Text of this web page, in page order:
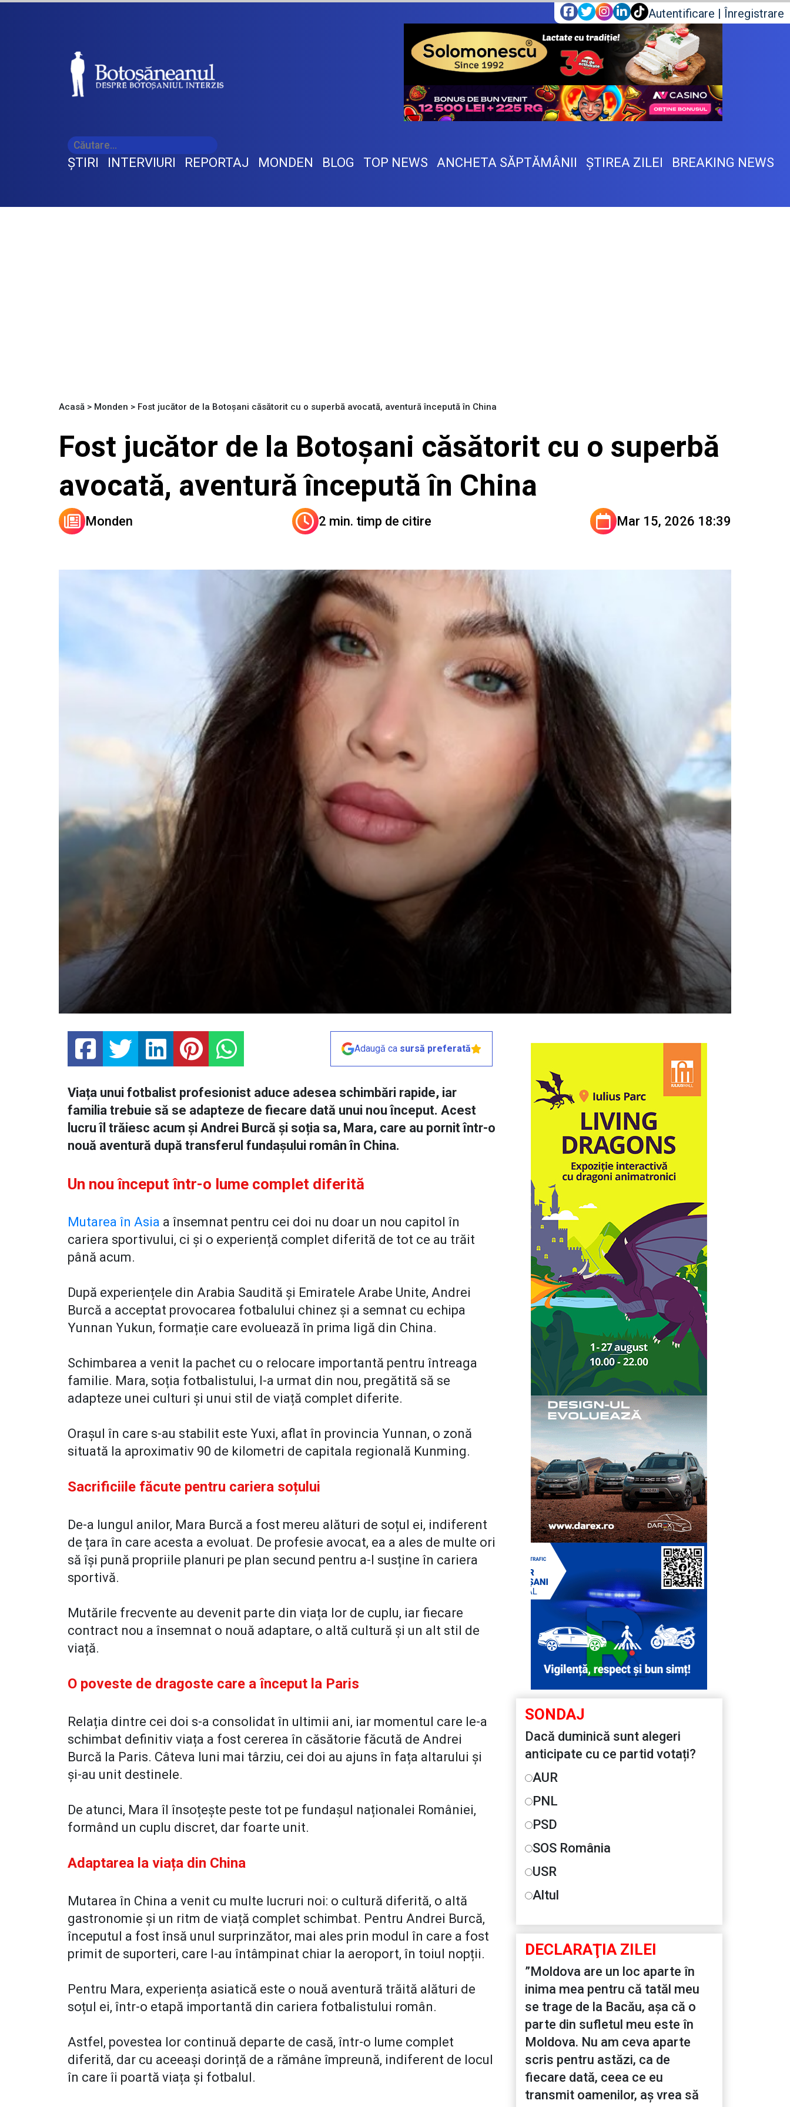
Autentificare | Înregistrare
ŞTIRI INTERVIURI REPORTAJ MONDEN BLOG TOP NEWS ANCHETA SĂPTĂMÂNII ŞTIREA ZILEI BREAKING NEWS
Acasă > Monden > Fost jucător de la Botoșani căsătorit cu o superbă avocată, aventură începută în China
Fost jucător de la Botoșani căsătorit cu o superbă
avocată, aventură începută în China
Monden 2 min. timp de citire Mar 15, 2026 18:39
Adaugă ca sursă preferată
Viața unui fotbalist profesionist aduce adesea schimbări rapide, iar
familia trebuie să se adapteze de fiecare dată unui nou început. Acest
lucru îl trăiesc acum și Andrei Burcă și soția sa, Mara, care au pornit într-o
nouă aventură după transferul fundașului român în China.
Un nou început într-o lume complet diferită
Mutarea în Asia a însemnat pentru cei doi nu doar un nou capitol în
cariera sportivului, ci și o experiență complet diferită de tot ce au trăit
până acum.
După experiențele din Arabia Saudită și Emiratele Arabe Unite, Andrei
Burcă a acceptat provocarea fotbalului chinez și a semnat cu echipa
Yunnan Yukun, formație care evoluează în prima ligă din China.
Schimbarea a venit la pachet cu o relocare importantă pentru întreaga
familie. Mara, soția fotbalistului, l-a urmat din nou, pregătită să se
adapteze unei culturi și unui stil de viață complet diferite.
Orașul în care s-au stabilit este Yuxi, aflat în provincia Yunnan, o zonă
situată la aproximativ 90 de kilometri de capitala regională Kunming.
Sacrificiile făcute pentru cariera soțului
De-a lungul anilor, Mara Burcă a fost mereu alături de soțul ei, indiferent
de țara în care acesta a evoluat. De profesie avocat, ea a ales de multe ori
să își pună propriile planuri pe plan secund pentru a-l susține în cariera
sportivă.
Mutările frecvente au devenit parte din viața lor de cuplu, iar fiecare
contract nou a însemnat o nouă adaptare, o altă cultură și un alt stil de
viață.
O poveste de dragoste care a început la Paris
Relația dintre cei doi s-a consolidat în ultimii ani, iar momentul care le-a
schimbat definitiv viața a fost cererea în căsătorie făcută de Andrei
Burcă la Paris. Câteva luni mai târziu, cei doi au ajuns în fața altarului și
și-au unit destinele.
De atunci, Mara îl însoțește peste tot pe fundașul naționalei României,
formând un cuplu discret, dar foarte unit.
Adaptarea la viața din China
Mutarea în China a venit cu multe lucruri noi: o cultură diferită, o altă
gastronomie și un ritm de viață complet schimbat. Pentru Andrei Burcă,
începutul a fost însă unul surprinzător, mai ales prin modul în care a fost
primit de suporteri, care l-au întâmpinat chiar la aeroport, în toiul nopții.
Pentru Mara, experiența asiatică este o nouă aventură trăită alături de
soțul ei, într-o etapă importantă din cariera fotbalistului român.
Astfel, povestea lor continuă departe de casă, într-o lume complet
diferită, dar cu aceeași dorință de a rămâne împreună, indiferent de locul
în care îi poartă viața și fotbalul.
SONDAJ
Dacă duminică sunt alegeri
anticipate cu ce partid votați?
AUR
PNL
PSD
SOS România
USR
Altul
DECLARAŢIA ZILEI
”Moldova are un loc aparte în
inima mea pentru că tatăl meu
se trage de la Bacău, așa că o
parte din sufletul meu este în
Moldova. Nu am ceva aparte
scris pentru astăzi, ca de
fiecare dată, ceea ce eu
transmit oamenilor, aș vrea să